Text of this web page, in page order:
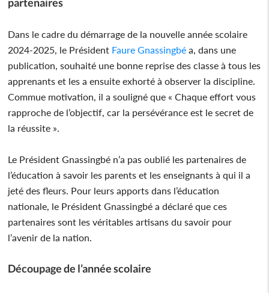
Dans le cadre du démarrage de la nouvelle année scolaire
2024-2025, le Président Faure Gnassingbé a, dans une
publication, souhaité une bonne reprise des classe à tous les
apprenants et les a ensuite exhorté à observer la discipline.
Commue motivation, il a souligné que « Chaque effort vous
rapproche de l’objectif, car la persévérance est le secret de
la réussite ».
Le Président Gnassingbé n’a pas oublié les partenaires de
l’éducation à savoir les parents et les enseignants à qui il a
jeté des fleurs. Pour leurs apports dans l’éducation
nationale, le Président Gnassingbé a déclaré que ces
partenaires sont les véritables artisans du savoir pour
l’avenir de la nation.
Découpage de l’année scolaire